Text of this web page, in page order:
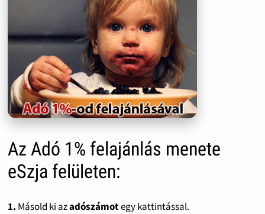
Az Adó 1% felajánlás menete
eSzja felületen:
1. Másold ki azadószámotegy kattintással.